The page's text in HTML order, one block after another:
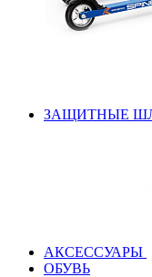
ЗАЩИТНЫЕ
АКСЕССУАРЫ
ОБУВЬ